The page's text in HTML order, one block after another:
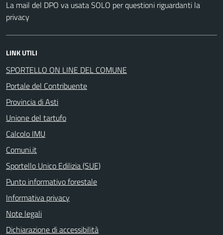
La mail del DPO va usata SOLO per questioni riguardanti la
privacy
LINK UTILI
SPORTELLO ON LINE DEL COMUNE
Portale del Contribuente
Provincia di Asti
Unione del tartufo
Calcolo IMU
Comuni.it
Sportello Unico Edilizia (SUE)
Punto informativo forestale
Informativa privacy
Note legali
Dichiarazione di accessibilità